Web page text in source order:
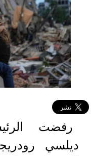
رفضت
ديلسي